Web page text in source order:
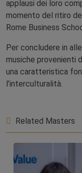
applausi dei loro
momento del ritiro
Rome Business
Per concludere in
musiche provenienti
una caratteristica
l’interculturalità.
Related Masters